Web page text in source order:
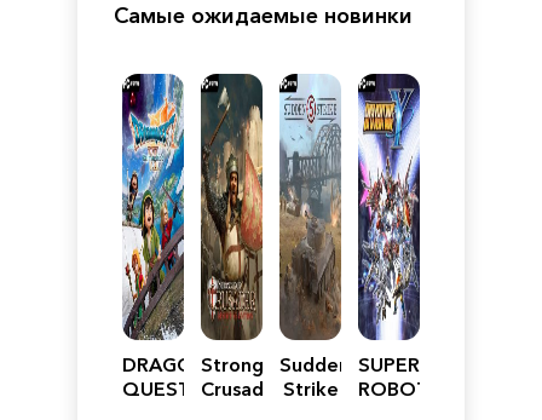
Самые ожидаемые новинки
DRAGON
QUEST
Stronghold
Crusader:
Sudden
Strike
SUPER
ROBOT